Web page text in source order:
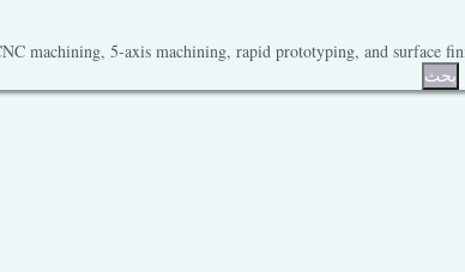
machining, 5-axis machining, rapid prototyping, and surface
بحث